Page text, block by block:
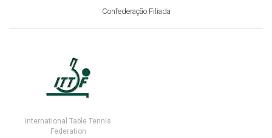
Confederação Filiada
International Table Tennis
Federation